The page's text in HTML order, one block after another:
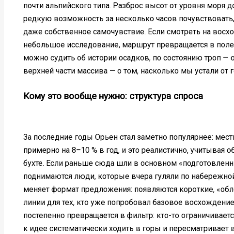
почти альпийского типа. Разброс высот от уровня
редкую возможность за несколько часов
даже собственное самочувствие. Если смотреть на
небольшое исследование, маршрут превращается в
можно судить об истории осадков, по состоянию троп —
верхней части массива — о том, насколько мы устали от
Кому это вообще нужно: структура спроса
За последние годы Орьен стал заметно популярнее:
примерно на 8–10 % в год, и это реалистично, учитывая
бухте. Если раньше сюда шли в основном
поднимаются люди, которые вчера гуляли по
меняет формат предложения: появляются короткие,
линии для тех, кто уже попробовал базовое
постепенно превращается в фильтр: кто-то
к идее систематически ходить в горы и